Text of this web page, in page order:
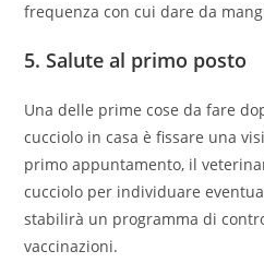
frequenza con cui dare da
5.Salute al primo posto
Una delle prime cose da fare
cucciolo in casa è fissare una
primo appuntamento, il
cucciolo per individuare
stabilirà un programma di
vaccinazioni.